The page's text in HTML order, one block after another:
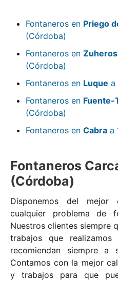
Fontaneros en Priego
(Córdoba)
Fontaneros en Zuheros
(Córdoba)
Fontaneros en Luque a
Fontaneros en Fuente-
(Córdoba)
Fontaneros en Cabra a
Fontaneros
(Córdoba)
Disponemos del mejor
cualquier problema de
Nuestros clientes siempre
trabajos que
recomiendan siempre a
Contamos con la mejor
y trabajos para que